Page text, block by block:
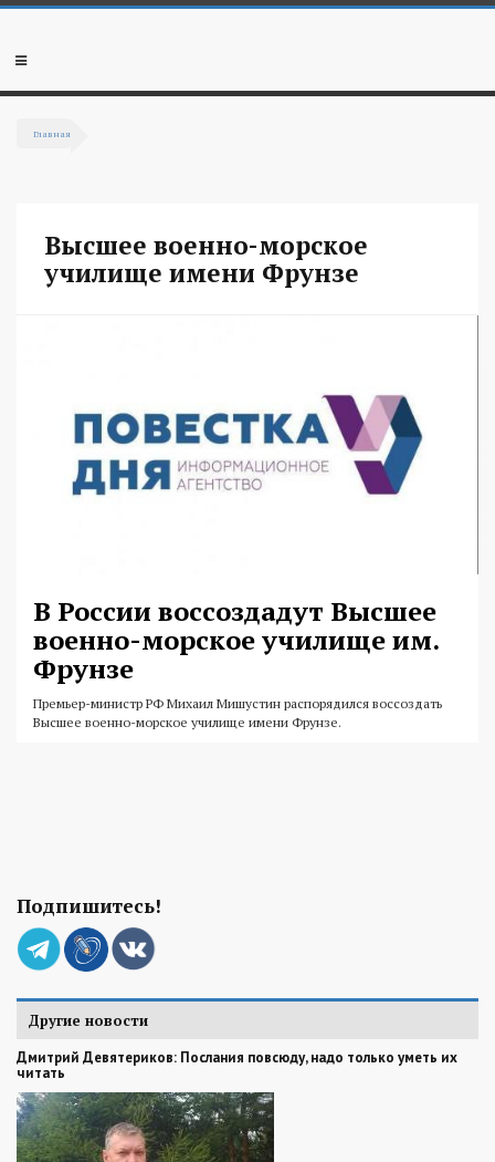
Перейти к основному содержанию
Мобильное
Главная
Высшее военно-морское
училище имени Фрунзе
В России воссоздадут Высшее
военно-морское училище им.
Фрунзе
Премьер-министр РФ Михаил Мишустин распорядился воссоздать
Высшее военно-морское училище имени Фрунзе.
Подпишитесь!
Другие новости
Дмитрий Девятериков: Послания повсюду, надо только уметь их
читать